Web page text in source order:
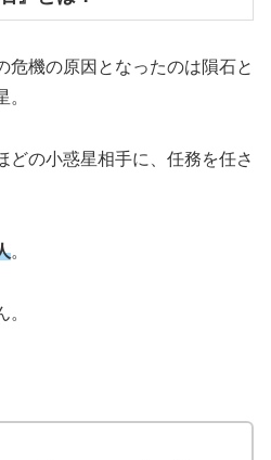
危機の原因となったのは隕石と
の小惑星相手に、 任務を任さ
。